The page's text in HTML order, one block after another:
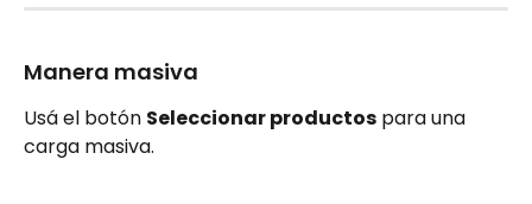
Manera masiva
Usá el botón Seleccionar productos para una
carga masiva.